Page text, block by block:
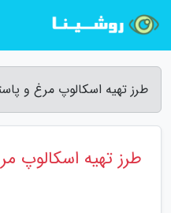
طرز تهیه اسکالوپ مرغ و
طرز تهیه اسکالوپ